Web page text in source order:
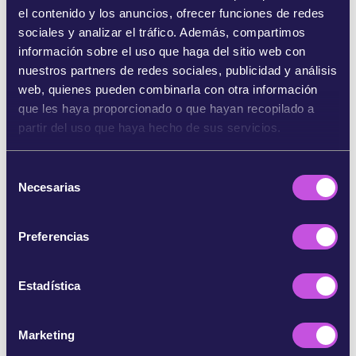
el contenido y los anuncios, ofrecer funciones de redes
sociales y analizar el tráfico. Además, compartimos
información sobre el uso que haga del sitio web con
nuestros partners de redes sociales, publicidad y análisis
web, quienes pueden combinarla con otra información
que les haya proporcionado o que hayan recopilado a
partir del uso que haya hecho de sus servicios.
Necesarias
Preferencias
Estadística
Marketing
desolador que resulta casi inconcebible, podría
suponer un antes y un después en la cruel actitud
de Europa hacia las personas desplazadas.
¿Quieres unirte a esta campaña para queesto no
vuelva a suceder nunca más en Europa?
agio-grecia-barco-sobrecargado-precio-pasaje/244968
https://www.elperiodico.com/es/internacional/20230
617/oscar-camps-supervivientes-grecia-remolco-8878
https://www.wemove.eu/es/victories/jefe-de-fronter